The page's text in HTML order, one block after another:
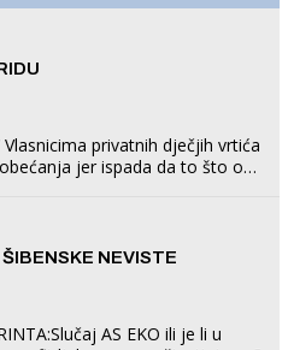
Vlasnicima privatnih dječjih vrtića
jer ispada da to što oni
NEVISTE
AS EKO ili je li u